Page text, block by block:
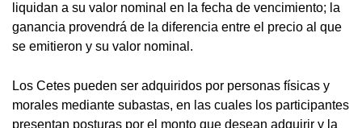
liquidan a su valor nominal en la fecha de vencimiento; la
ganancia provendrá de la diferencia entre el precio al que
se emitieron y su valor nominal.
Los Cetes pueden ser adquiridos por personas físicas y
morales mediante subastas, en las cuales los participantes
presentan posturas por el monto que desean adquirir y la